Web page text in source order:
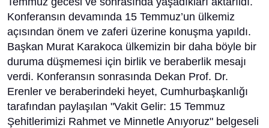
Konferansın devamında 15 Temmuz’un ülkemiz
açısından önem ve zaferi üzerine konuşma yapıldı.
Başkan Murat Karakoca ülkemizin bir daha böyle bir
duruma düşmemesi için birlik ve beraberlik mesajı
verdi. Konferansın sonrasında Dekan Prof. Dr.
Erenler ve beraberindeki heyet, Cumhurbaşkanlığı
tarafından paylaşılan "Vakit Gelir: 15 Temmuz
Şehitlerimizi Rahmet ve Minnetle Anıyoruz" belgeseli